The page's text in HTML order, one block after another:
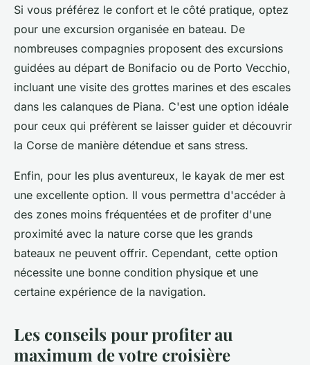
Si vous préférez le confort et le côté pratique, optez
pour une excursion organisée en bateau. De
nombreuses compagnies proposent des excursions
guidées au départ de Bonifacio ou de Porto Vecchio,
incluant une visite des grottes marines et des escales
dans les calanques de Piana. C'est une option idéale
pour ceux qui préfèrent se laisser guider et découvrir
la Corse de manière détendue et sans stress.
Enfin, pour les plus aventureux, le kayak de mer est
une excellente option. Il vous permettra d'accéder à
des zones moins fréquentées et de profiter d'une
proximité avec la nature corse que les grands
bateaux ne peuvent offrir. Cependant, cette option
nécessite une bonne condition physique et une
certaine expérience de la navigation.
Les conseils pour profiter au
maximum de votre croisière